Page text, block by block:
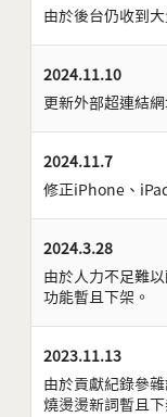
由於後台仍收到
2024.11.10
更新外部超連結
2024.11.7
修正iPhone、
2024.3.28
由於人力不足難
功能暫且下架。
2023.11.13
由於貢獻紀錄參
燒燙燙新詞暫且下